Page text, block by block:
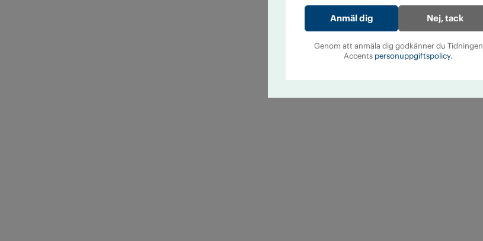
Nej, tack
Genom att anmäla dig godkänner du Tidningen
Accents personuppgiftspolicy.